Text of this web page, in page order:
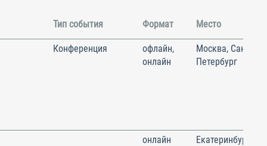
Тип события Формат Место
Конференция
офлайн,
онлайн
Москва, Санкт-
Петербург
онлайн Екатеринбург